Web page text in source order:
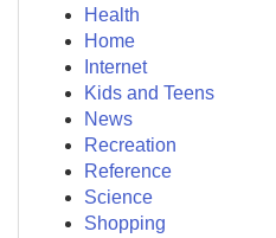
Health
Home
Internet
Kids and Teens
News
Recreation
Reference
Science
Shopping